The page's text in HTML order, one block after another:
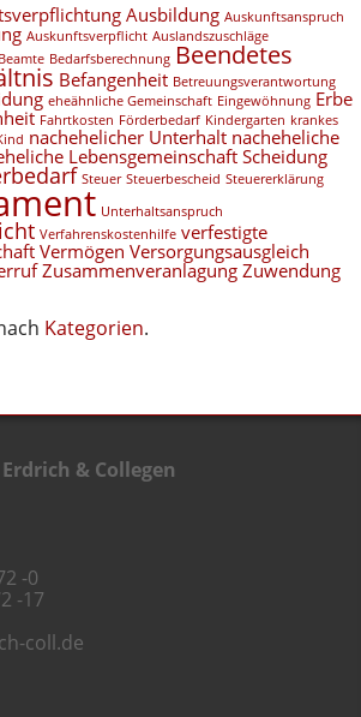
Ausbildung Auskunftsanspruch
Auskunftsverpflicht Auslandszuschläge
Beamte Bedarfsberechnung Beendetes
Befangenheit Betreuungsverantwortung
eheähnliche Gemeinschaft Eingewöhnung Erbe
Fahrtkosten Förderbedarf Kindergarten krankes
nachehelicher Unterhalt nacheheliche
Lebensgemeinschaft Scheidung
Steuer Steuerbescheid Steuererklärung
Unterhaltsanspruch
Verfahrenskostenhilfe verfestigte
Vermögen Versorgungsausgleich
Zusammenveranlagung Zuwendung
Kategorien.
& Collegen
-0
-17
coll.de